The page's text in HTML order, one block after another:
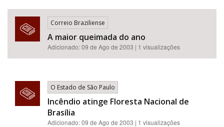
Correio Braziliense
A maior queimada do ano
Adicionado: 09 de Ago de 2003 | 1 visualizações
O Estado de São Paulo
Incêndio atinge Floresta Nacional de
Brasília
Adicionado: 09 de Ago de 2003 | 1 visualizações